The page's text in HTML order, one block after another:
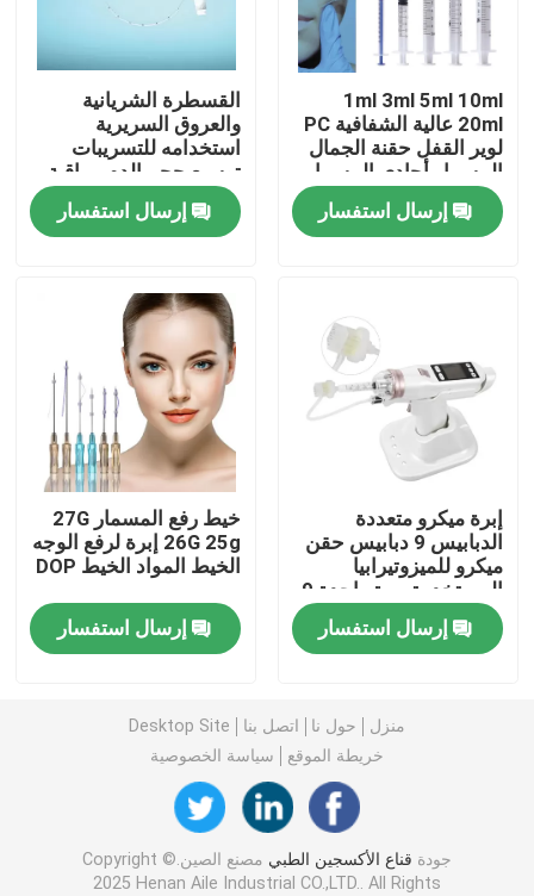
مراقبة الجودة
اتصل بنا
أخبار
قناع الأكسجين الفنتوري
قناع أكسجين محمول
حقنة معقمة يمكن التخلص منها
مجموعة نقل التسريب
قسطرة مغلفة بالسيليكون
قطعة قطن شاش
1ml 3ml 5ml 10ml
20ml عالية الشفافية PC
لوير القفل حقنة الجمال
المسمار أحادي المسمار
لمستحضرات التجميل
إرسال استفسار
القسطرة الشريانية
والعروق السريرية
استخدامه للتسريبات
توسيع حجم الدم مراقبة
الضغط الوريدي المركزي
التغذية الحميمية أخذ
عينات الدم
إرسال استفسار
إبرة ميكرو متعددة
الدبابيس 9 دبابيس حقن
ميكرو للميزوتيرابيا
المستخدمة مرة واحدة 9
دبابيس إبرة متعددة
الدبابيسإرسال استفسار
خيط رفع المسمار 27G
26G 25g إبرة لرفع الوجه
الخيط المواد الخيط DOP
إرسال استفسار
منزل حول نا اتصل بنا
Desktop Site
خريطة الموقع
سياسة الخصوصية
جودة قناع الأكسجين الطبي
مصنع الصين.Copyright ©
2025 Henan Aile Industrial CO.,LTD.. All Rights